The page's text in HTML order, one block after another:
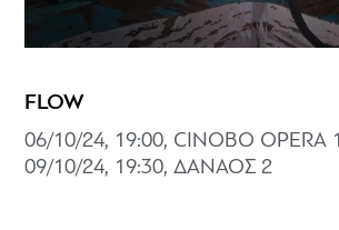
FLOW
06/10/24, 19:00, CINOBO OPERA 1
09/10/24, 19:30, ΔΑΝΑΟΣ 2